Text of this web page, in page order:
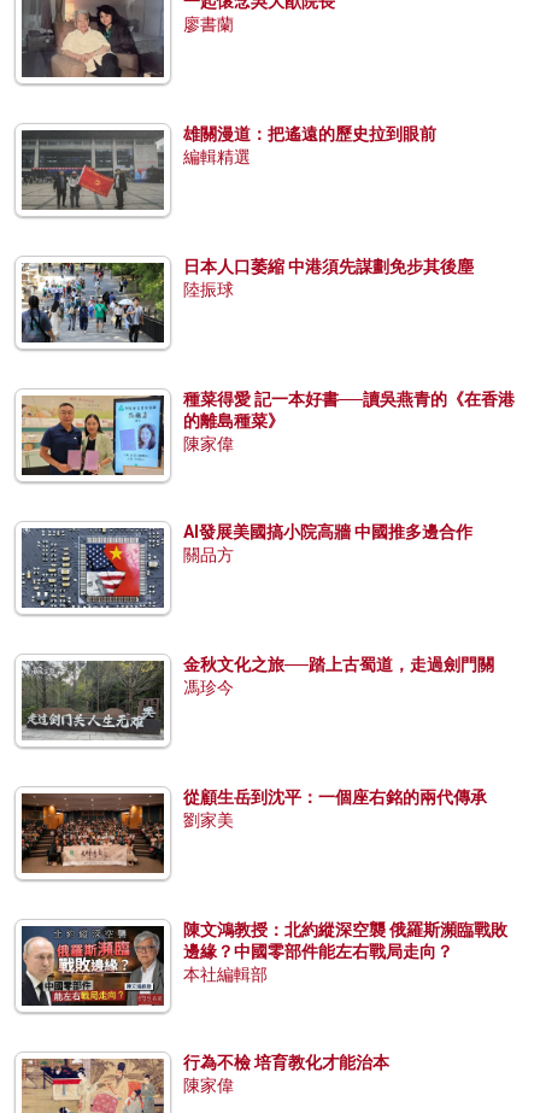
廖書蘭
雄關漫道：把遙遠的歷史拉到眼前
編輯精選
日本人口萎縮 中港須先謀劃免步其後塵
陸振球
種菜得愛 記一本好書──讀吳燕青的《在香港
的離島種菜》
陳家偉
AI發展美國搞小院高牆 中國推多邊合作
關品方
金秋文化之旅──踏上古蜀道，走過劍門關
馮珍今
從顧生岳到沈平：一個座右銘的兩代傳承
劉家美
陳文鴻教授：北約縱深空襲 俄羅斯瀕臨戰敗
邊緣？中國零部件能左右戰局走向？
本社編輯部
行為不檢 培育教化才能治本
陳家偉